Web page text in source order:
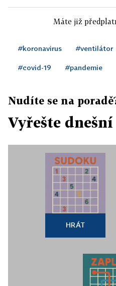
Máte již
#koronavirus #ventilátor
#covid-19 #pandemie
Nudíte se na
Vyřešte
HRÁT